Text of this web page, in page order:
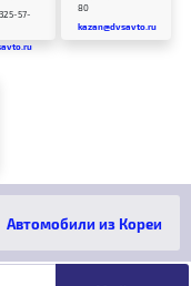
57-
80
kazan@dvsavto.ru
Автомобили из Кореи